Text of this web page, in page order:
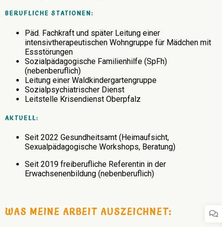
BERUFLICHE STATIONEN:
Päd. Fachkraft und später Leitung einer
intensivtherapeutischen Wohngruppe für Mädchen mit
Essstörungen
Sozialpädagogische Familienhilfe (SpFh)
(nebenberuflich)
Leitung einer Waldkindergartengruppe
Sozialpsychiatrischer Dienst
Leitstelle Krisendienst Oberpfalz
AKTUELL:
Seit 2022 Gesundheitsamt (Heimaufsicht,
Sexualpädagogische Workshops, Beratung)
Seit 2019 freiberufliche Referentin in der
Erwachsenenbildung (nebenberuflich)
WAS MEINE ARBEIT AUSZEICHNET: